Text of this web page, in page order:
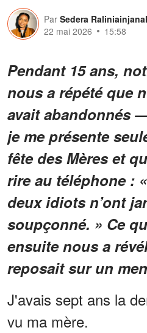
Par Sedera
22 mai 2026
15:58
Pendant 15 ans,
nous a répété que
avait abandonnés
je me présente
fête des Mères et
rire au téléphone :
deux idiots n’ont
soupçonné. » Ce
ensuite nous a
reposait sur un
J'avais sept ans la
vu ma mère.